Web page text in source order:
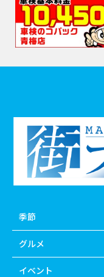
季節
グルメ
イベント